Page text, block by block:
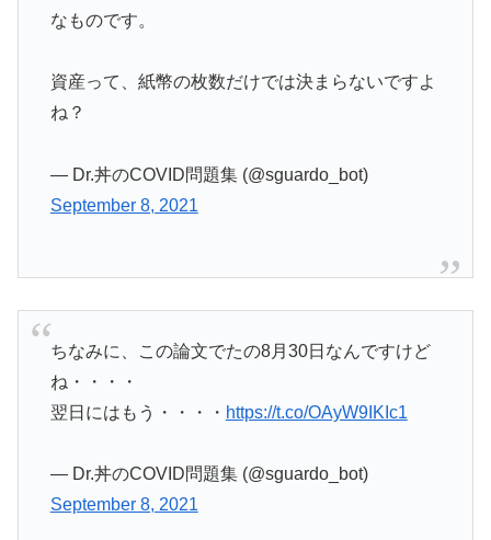
なものです。
資産って、紙幣の枚数だけでは決まらないですよ
ね？
— Dr.丼のCOVID問題集 (@sguardo_bot)
September 8, 2021
ちなみに、この論文でたの8月30日なんですけど
ね・・・・
翌日にはもう・・・・ https://t.co/OAyW9IKIc1
— Dr.丼のCOVID問題集 (@sguardo_bot)
September 8, 2021